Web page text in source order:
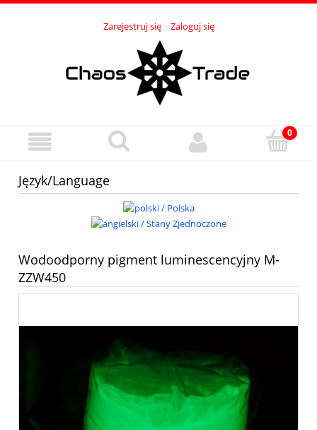
Zarejestruj się Zaloguj się
Język/Language
Wodoodporny pigment luminescencyjny M-
ZZW450